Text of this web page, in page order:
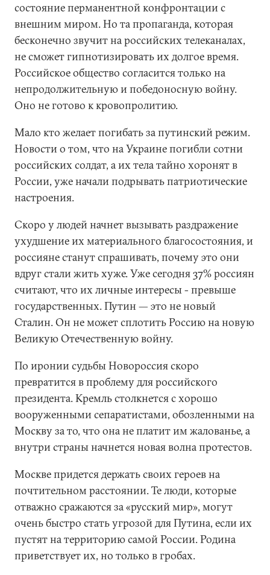
состояние перманентной конфронтации с
внешним миром. Но та пропаганда, которая
бесконечно звучит на российских телеканалах,
не сможет гипнотизировать их долгое время.
Российское общество согласится только на
непродолжительную и победоносную войну.
Оно не готово к кровопролитию.
Мало кто желает погибать за путинский режим.
Новости о том, что на Украине погибли сотни
российских солдат, а их тела тайно хоронят в
России, уже начали подрывать патриотические
настроения.
Скоро у людей начнет вызывать раздражение
ухудшение их материального благосостояния, и
россияне станут спрашивать, почему это они
вдруг стали жить хуже. Уже сегодня 37% россиян
считают, что их личные интересы - превыше
государственных. Путин — это не новый
Сталин. Он не может сплотить Россию на новую
Великую Отечественную войну.
По иронии судьбы Новороссия скоро
превратится в проблему для российского
президента. Кремль столкнется с хорошо
вооруженными сепаратистами, обозленными на
Москву за то, что она не платит им жалованье, а
внутри страны начнется новая волна протестов.
Москве придется держать своих героев на
почтительном расстоянии. Те люди, которые
отважно сражаются за «русский мир», могут
очень быстро стать угрозой для Путина, если их
пустят на территорию самой России. Родина
приветствует их, но только в гробах.